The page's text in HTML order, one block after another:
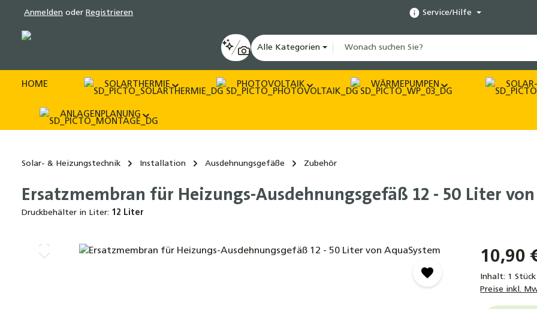
Zur Hauptnavigation springen
Anmelden oder Registrieren Service/Hilfe
Alle Kategorien
HOME SOLARTHERMIE PHOTOVOLTAIK WÄRMEPUMPEN
ANLAGENPLANUNG
Solar- & Heizungstechnik Installation Ausdehnungsgefäße Zubehör
Ersatzmembran für Heizungs-Ausdehnungsgefäß 12 - 50 Liter
Druckbehälter in Liter: 12 Liter
Bildergalerie überspringen 10,90
Inhalt: 1 Stück
Preise inkl.